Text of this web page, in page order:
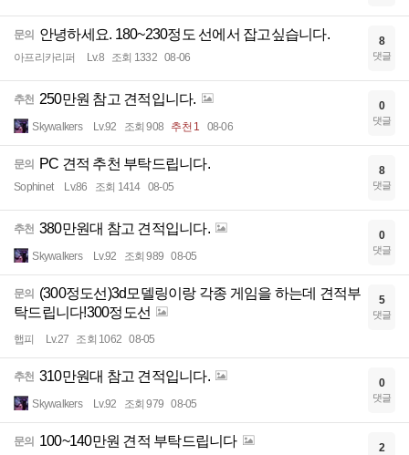
문의 안녕하세요. 180~230정도 선에서 잡고싶습니다.
아프리카리퍼 Lv.8 조회 1332 08-06
8
댓글
추천 250만원 참고 견적입니다.
Skywalkers Lv.92 조회 908 추천 1 08-06
0
댓글
문의 PC 견적 추천 부탁드립니다.
Sophinet Lv.86 조회 1414 08-05
8
댓글
추천 380만원대 참고 견적입니다.
Skywalkers Lv.92 조회 989 08-05
0
댓글
문의
(300정도선)3d모델링이랑 각종 게임을 하는데 견적부
탁드립니다!300정도선
햅피 Lv.27 조회 1062 08-05
5
댓글
추천 310만원대 참고 견적입니다.
Skywalkers Lv.92 조회 979 08-05
0
댓글
문의 100~140만원 견적 부탁드립니다 2